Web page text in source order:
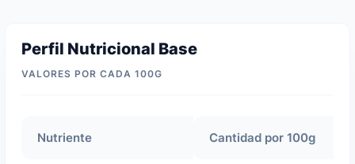
Perfil Nutricional Base
VALORES POR CADA 100G
Nutriente Cantidad por 100g